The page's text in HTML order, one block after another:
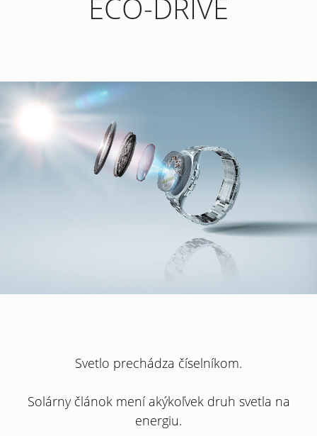
ECO-DRIVE
Svetlo prechádza číselníkom.
Solárny článok mení akýkoľvek druh svetla na
energiu.